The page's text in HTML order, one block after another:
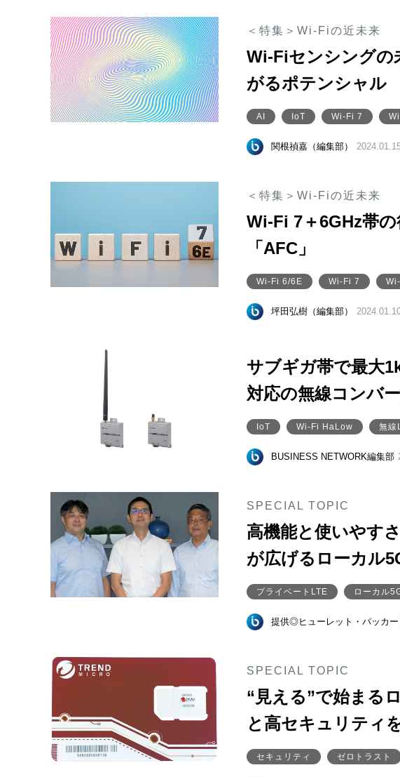
＜特集＞Wi-Fiの近未来
Wi-Fiセンシング
がるポテンシャル
AI IoT Wi-Fi 7
関根禎嘉（編集部）
＜特集＞Wi-Fiの近未来
Wi-Fi 7＋6GHz帯
「AFC」
Wi-Fi 6/6E Wi-Fi 7
坪田弘樹（編集部）
サブギガ帯で最大
対応の無線コンバ
IoT Wi-Fi HaLow 無線
BUSINESS NETWORK編集部
SPECIAL TOPIC
高機能と使いやす
が広げるローカル
プライベートLTE ローカル
提供◎ヒューレット・パッカー
SPECIAL TOPIC
“見える”で始まる
と高セキュリティ
セキュリティ ゼロトラスト